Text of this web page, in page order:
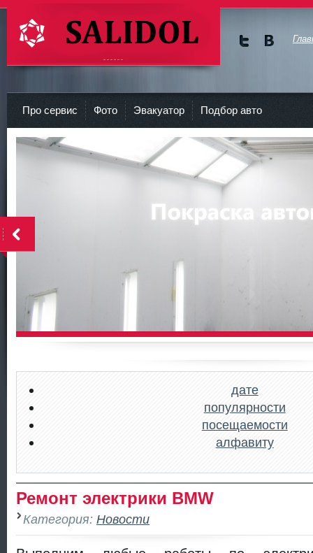
СТО Салидол | salidol в СПб и ЛО
Про сервис Фото Эвакуатор Подбор авто
дате
популярности
посещаемости
алфавиту
Ремонт электрики BMW
Категория: Новости